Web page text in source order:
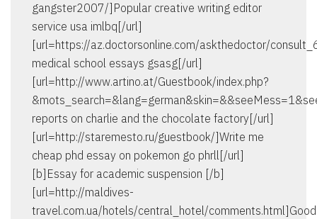
gangster2007/]Popular creative writing editor
service usa imlbq[/url]
[url=https://az.doctorsonline.com/askthedoctor/
medical school essays gsasg[/url]
[url=http://www.artino.at/Guestbook/index.php?
reports on charlie and the chocolate factory[/url]
[url=http://staremesto.ru/guestbook/]Write me
cheap phd essay on pokemon go phrll[/url]
[b]Essay for academic suspension [/b]
[url=http://maldives-
travel.com.ua/hotels/central_hotel/comments.html]Good